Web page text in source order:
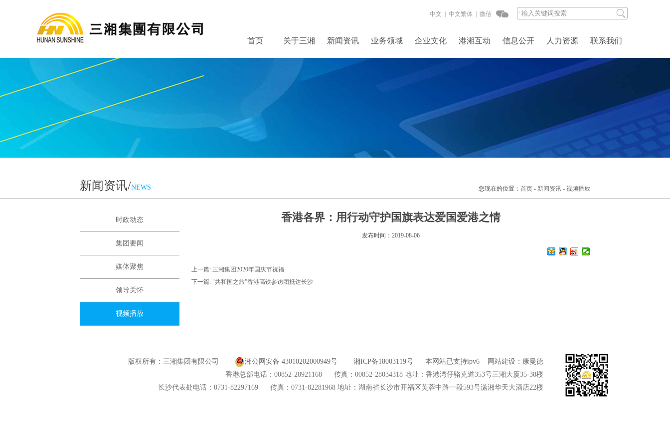
中文 | 中文繁体 | 微信
首页 关于三湘 新闻资讯 业务领域 企业文化 港湘互动 信息公开 人力资源 联系我们
新闻资讯/NEWS 您现在的位置： 首页 - 新闻资讯 - 视频播放
时政动态
集团要闻
媒体聚焦
领导关怀
视频播放
香港各界：用行动守护国旗表达爱国爱港之情
发布时间： 2019-08-06
上一篇: 三湘集团2020年国庆节祝福
下一篇: "共和国之旅”香港高铁参访团抵达长沙
版权所有：三湘集团有限公司 湘公网安备 43010202000949号 湘ICP备18003119号 本网站已支持ipv6 网站建设 ： 康曼德
香港总部电话：00852-28921168
传真：00852-28034318 地址：香港湾仔骆克道353号三湘大厦35-38楼
长沙代表处电话：0731-82297169
传真：0731-82281968 地址：湖南省长沙市开福区芙蓉中路一段593号潇湘华天大酒店22楼